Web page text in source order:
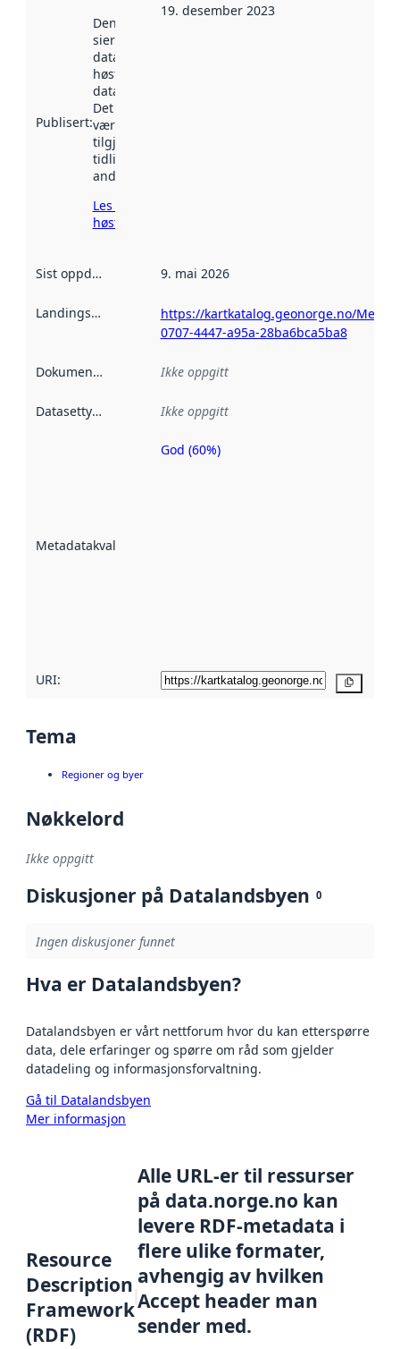
Publisert:
Denne datoen
sier når
datasettet ble
høstet av
data.norge.no.
Det kan ha
vært
tilgjengelig
tidligere
andre steder.
Les mer om
høsting her
19. desember 2023
Sist oppdatert 9. mai 2026
Landingsside
https://kartkatalog.geonorge.no/
0707-4447-a95a-28ba6bca5ba8
Dokumentasjon Ikke oppgitt
Datasettype Ikke oppgitt
Metadatakvalitet
Metadatakvalitet
God (60%)
URI:
Tema
Regioner og byer
Nøkkelord
Ikke oppgitt
Diskusjoner på Datalandsbyen 0
Ingen diskusjoner funnet
Hva er Datalandsbyen?
Datalandsbyen er vårt nettforum hvor du kan etterspørre
data, dele erfaringer og spørre om råd som gjelder
datadeling og informasjonsforvaltning.
Gå til Datalandsbyen
Mer informasjon
Resource
Description
Framework
(RDF)
Alle URL-er til ressurser
på data.norge.no kan
levere RDF-metadata i
flere ulike formater,
avhengig av hvilken
Accept header man
sender med.